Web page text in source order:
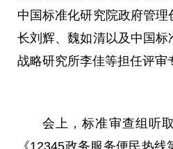
中国标准化研究院政府管
长刘辉、魏如清以及 中国标
战略研究所李佳等担任评审
会上，标准审查组听